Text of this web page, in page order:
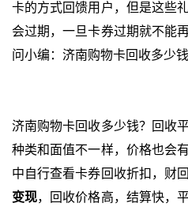
卡的方式回馈用户，但是这些
会过期，一旦卡券过期就不能
问小编：济南购物卡回收多少
济南购物卡回收多少钱？回收
种类和面值不一样，价格也会
中自行查看卡券回收折扣，财
变现，回收价格高，结算快，